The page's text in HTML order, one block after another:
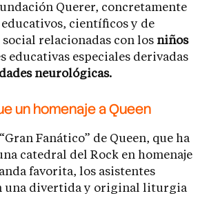
Querer, concretamente
científicos y de
relacionadas con los niños
educativas especiales derivadas
neurológicas.
un homenaje a Queen
Fanático” de Queen, que ha
catedral del Rock en homenaje
favorita, los asistentes
una divertida y original liturgia